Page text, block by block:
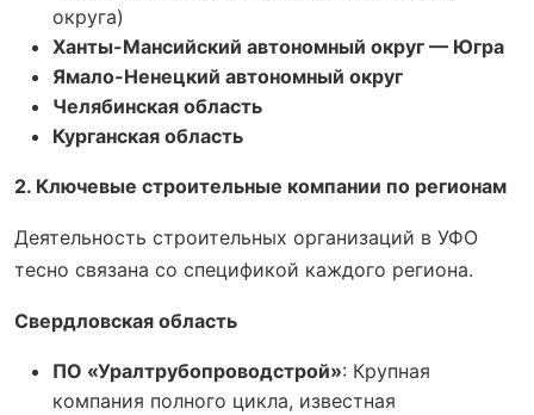
округа)
Ханты-Мансийский автономный округ — Югра
Ямало-Ненецкий автономный округ
Челябинская область
Курганская область
2. Ключевые строительные компании по регионам
Деятельность строительных организаций в УФО
тесно связана со спецификой каждого региона.
Свердловская область
ПО «Уралтрубопроводстрой»: Крупная
компания полного цикла, известная